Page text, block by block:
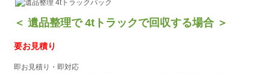
＜ 遺品整理で 4tトラックで回収する場合 ＞
要お見積り
即お見積り・即対応